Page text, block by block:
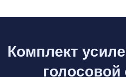
Комплект
голосовой